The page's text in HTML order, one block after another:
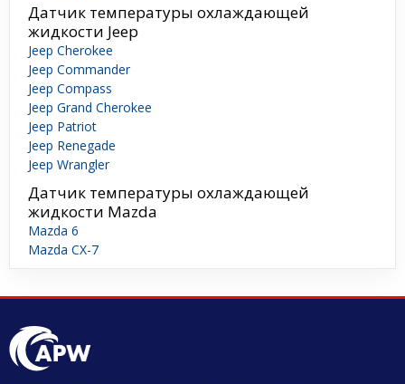
Датчик температуры охлаждающей
жидкости Jeep
Jeep Cherokee
Jeep Commander
Jeep Compass
Jeep Grand Cherokee
Jeep Patriot
Jeep Renegade
Jeep Wrangler
Датчик температуры охлаждающей
жидкости Mazda
Mazda 6
Mazda CX-7